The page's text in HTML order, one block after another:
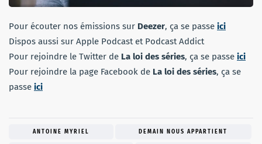
Pour écouter nos émissions sur Deezer, ça se passe ici
Dispos aussi sur Apple Podcast et Podcast Addict
Pour rejoindre le Twitter de La loi des séries, ça se passe ici
Pour rejoindre la page Facebook de La loi des séries, ça se
passe ici
ANTOINE MYRIEL DEMAIN NOUS APPARTIENT